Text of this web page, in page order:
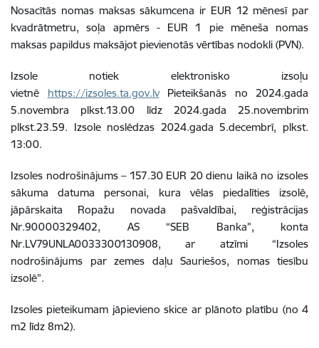
Nosacītās nomas maksas sākumcena ir EUR 12 mēnesī par
kvadrātmetru, soļa apmērs - EUR 1 pie mēneša nomas
maksas papildus maksājot pievienotās vērtības nodokli (PVN).
Izsole notiek elektronisko izsoļu
vietnē https://izsoles.ta.gov.lvPieteikšanās no 2024.gada
5.novembra plkst.13.00 līdz 2024.gada 25.novembrim
plkst.23.59. Izsole noslēdzas 2024.gada 5.decembrī, plkst.
13:00.
Izsoles nodrošinājums – 157.30 EUR 20 dienu laikā no izsoles
sākuma datuma personai, kura vēlas piedalīties izsolē,
jāpārskaita Ropažu novada pašvaldībai, reģistrācijas
Nr.90000329402, AS “SEB Banka”, konta
Nr.LV79UNLA0033300130908, ar atzīmi “Izsoles
nodrošinājums par zemes daļu Sauriešos, nomas tiesību
izsolē”.
Izsoles pieteikumam jāpievieno skice ar plānoto platību (no 4
m2 līdz 8m2).